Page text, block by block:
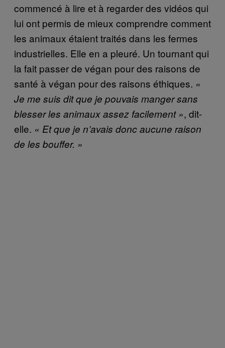
commencé à lire et à regarder des vidéos qui
lui ont permis de mieux comprendre comment
les animaux étaient traités dans les fermes
industrielles. Elle en a pleuré. Un tournant qui
la fait passer de végan pour des raisons de
santé à végan pour des raisons éthiques. «
Je me suis dit que je pouvais manger sans
blesser les animaux assez facilement », dit-
elle. « Et que je n’avais donc aucune raison
de les bouffer. »